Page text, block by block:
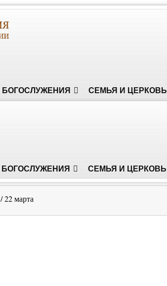
БОГОСЛУЖЕНИЯ СЕМЬЯ И ЦЕРКОВЬ
БОГОСЛУЖЕНИЯ СЕМЬЯ И ЦЕРКОВЬ
/22 марта